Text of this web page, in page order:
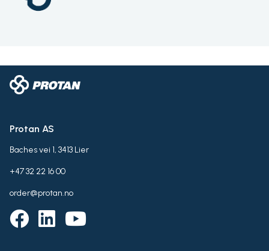
Protan AS
Baches vei 1, 3413 Lier
+47 32 22 16 00
order@protan.no